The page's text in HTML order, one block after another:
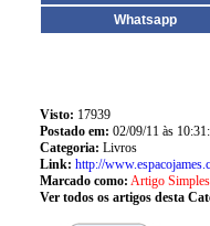
Whatsapp
Visto: 17939
Postado em: 02/09/11 às
Categoria: Livros
Link: http://
Marcado como: Artigo Simples
Ver todos os artigos desta